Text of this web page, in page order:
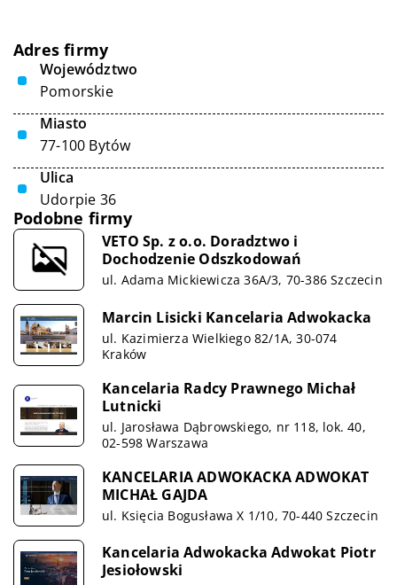
Adres firmy
Województwo
Pomorskie
Miasto
77-100 Bytów
Ulica
Udorpie 36
Podobne firmy
VETO Sp. z o.o. Doradztwo i
Dochodzenie Odszkodowań
ul. Adama Mickiewicza 36A/3, 70-386 Szczecin
Marcin Lisicki Kancelaria Adwokacka
ul. Kazimierza Wielkiego 82/1A, 30-074
Kraków
Kancelaria Radcy Prawnego Michał
Lutnicki
ul. Jarosława Dąbrowskiego, nr 118, lok. 40,
02-598 Warszawa
KANCELARIA ADWOKACKA ADWOKAT
MICHAŁ GAJDA
ul. Księcia Bogusława X 1/10, 70-440 Szczecin
Kancelaria Adwokacka Adwokat Piotr
Jesiołowski